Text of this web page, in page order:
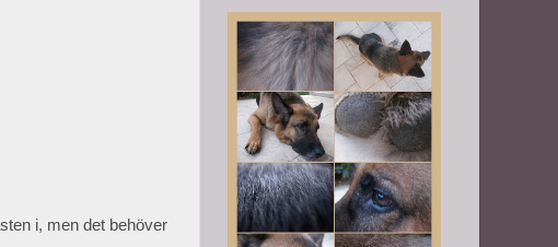
i, men det behöver